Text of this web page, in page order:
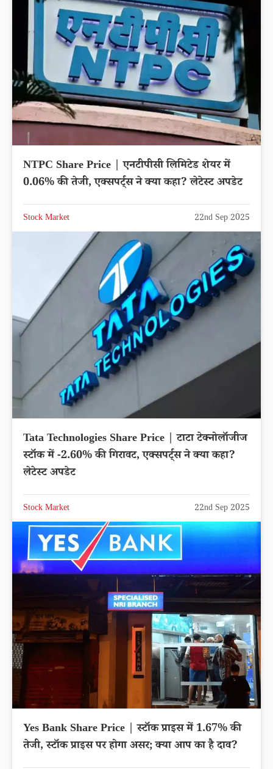
NTPC Share Price | एनटीपीसी लिमिटेड शेयर में
0.06% की तेजी, एक्सपर्ट्स ने क्या कहा? लेटेस्ट अपडेट
Stock Market 22nd Sep 2025
Tata Technologies Share Price | टाटा टेक्नोलॉजीज
स्टॉक में -2.60% की गिरावट, एक्सपर्ट्स ने क्या कहा?
लेटेस्ट अपडेट
Stock Market 22nd Sep 2025
Yes Bank Share Price | स्टॉक प्राइस में 1.67% की
तेजी, स्टॉक प्राइस पर होगा असर; क्या आप का है दाव?